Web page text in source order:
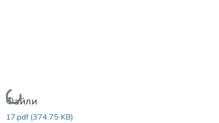
Вантажиться...
Файли
17.pdf(374.75 KB)